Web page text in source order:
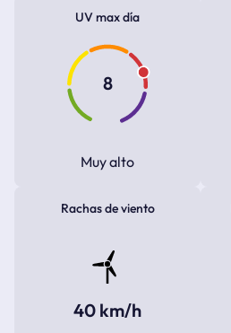
UV max día
8
Muy alto
Rachas de viento
40 km/h